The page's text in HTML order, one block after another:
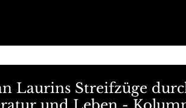
Laurins Streifzüge